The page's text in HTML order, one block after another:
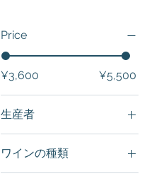
Price
¥3,600 ¥5,500
生産者
La Masserie
ワインの種類